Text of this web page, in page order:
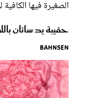
الصغيرة فيها
Bahnsen